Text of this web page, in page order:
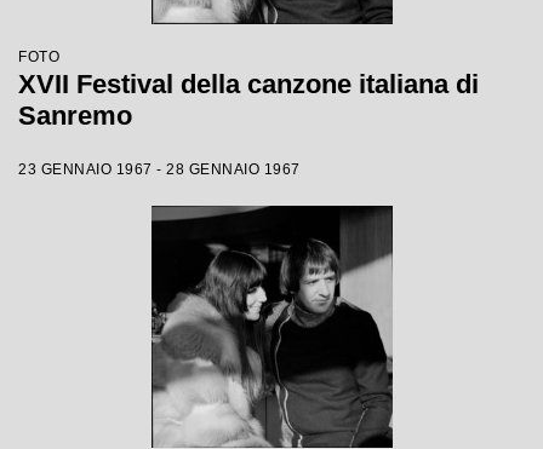
FOTO
XVII Festival della canzone italiana di
Sanremo
23 GENNAIO 1967 - 28 GENNAIO 1967